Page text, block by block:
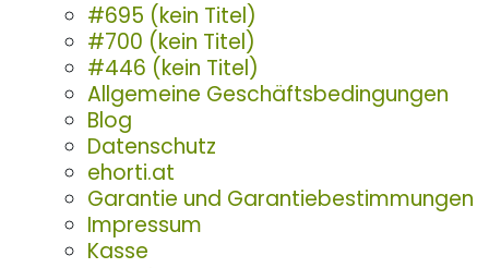
#695 (kein Titel)
#700 (kein Titel)
#446 (kein Titel)
Allgemeine Geschäftsbedingungen
Blog
Datenschutz
ehorti.at
Garantie und Garantiebestimmungen
Impressum
Kasse